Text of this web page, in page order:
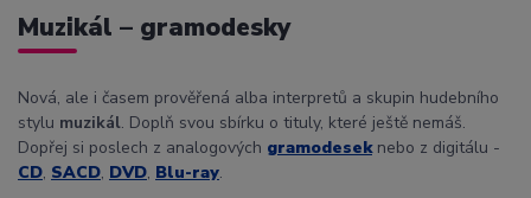
Muzikál – gramodesky
Nová, ale i časem prověřená alba interpretů a skupin hudebního
stylu muzikál. Doplň svou sbírku o tituly, které ještě nemáš.
Dopřej si poslech z analogových gramodeseknebo z digitálu -
CD, SACD, DVD, Blu-ray.